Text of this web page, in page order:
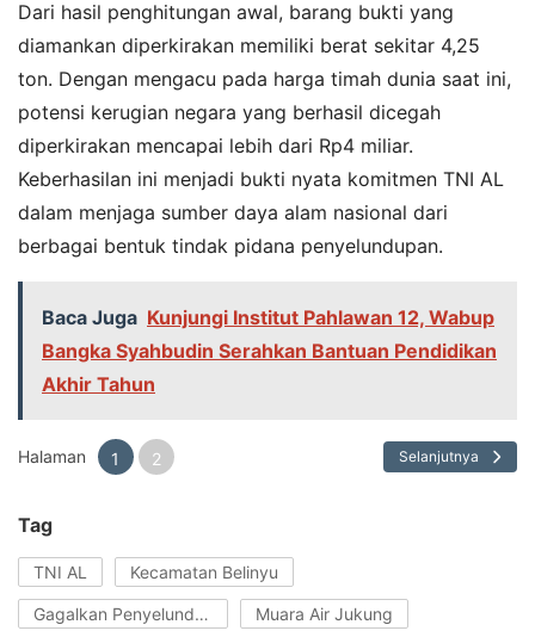
Dari hasil penghitungan awal, barang bukti yang
diamankan diperkirakan memiliki berat sekitar 4,25
ton. Dengan mengacu pada harga timah dunia saat ini,
potensi kerugian negara yang berhasil dicegah
diperkirakan mencapai lebih dari Rp4 miliar.
Keberhasilan ini menjadi bukti nyata komitmen TNI AL
dalam menjaga sumber daya alam nasional dari
berbagai bentuk tindak pidana penyelundupan.
Baca Juga Kunjungi Institut Pahlawan 12, Wabup
Bangka Syahbudin Serahkan Bantuan Pendidikan
Akhir Tahun
Halaman 1 2 Selanjutnya
Tag
TNI AL Kecamatan Belinyu
Gagalkan Penyelundupan Timah Muara Air Jukung